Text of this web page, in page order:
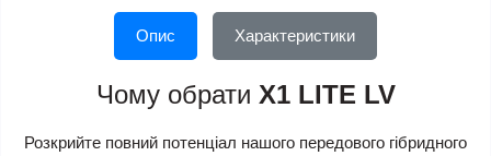
Опис Характеристики
Чому обрати X1 LITE LV
Розкрийте повний потенціал нашого передового гібридного